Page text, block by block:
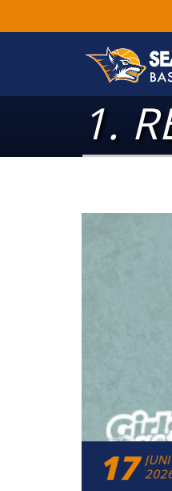
1.
17 JUNI